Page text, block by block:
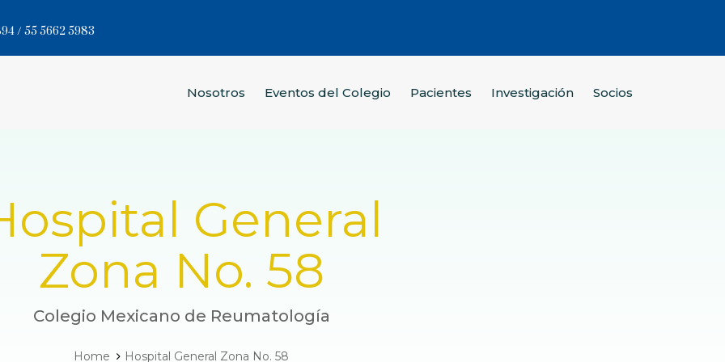
/ 55 5662 5983
Nosotros Eventos del Colegio Pacientes Investigación Socios
General
Zona No. 58
Colegio Mexicano de Reumatología
Home Hospital General Zona No. 58